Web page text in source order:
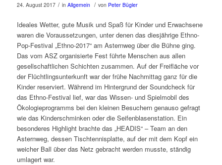
24. August 2017 / in Allgemein / von Peter Bügler
Ideales Wetter, gute Musik und Spaß für Kinder und Erwachsene
waren die Voraussetzungen, unter denen das diesjährige Ethno-
Pop-Festival „Ethno-2017“ am Asternweg über die Bühne ging.
Das vom ASZ organisierte Fest führte Menschen aus allen
gesellschaftlichen Schichten zusammen. Auf der Freifläche vor
der Flüchtlingsunterkunft war der frühe Nachmittag ganz für die
Kinder reserviert. Während im Hintergrund der Soundcheck für
das Ethno-Festival lief, war das Wissen- und Spielmobil des
Ökologieprogramms bei den kleinen Besuchern genauso gefragt
wie das Kinderschminken oder die Seifenblasenstation. Ein
besonderes Highlight brachte das „HEADIS“ – Team an den
Asternweg, dessen Tischtennisplatte, auf der mit dem Kopf ein
weicher Ball über das Netz gebracht werden musste, ständig
umlagert war.